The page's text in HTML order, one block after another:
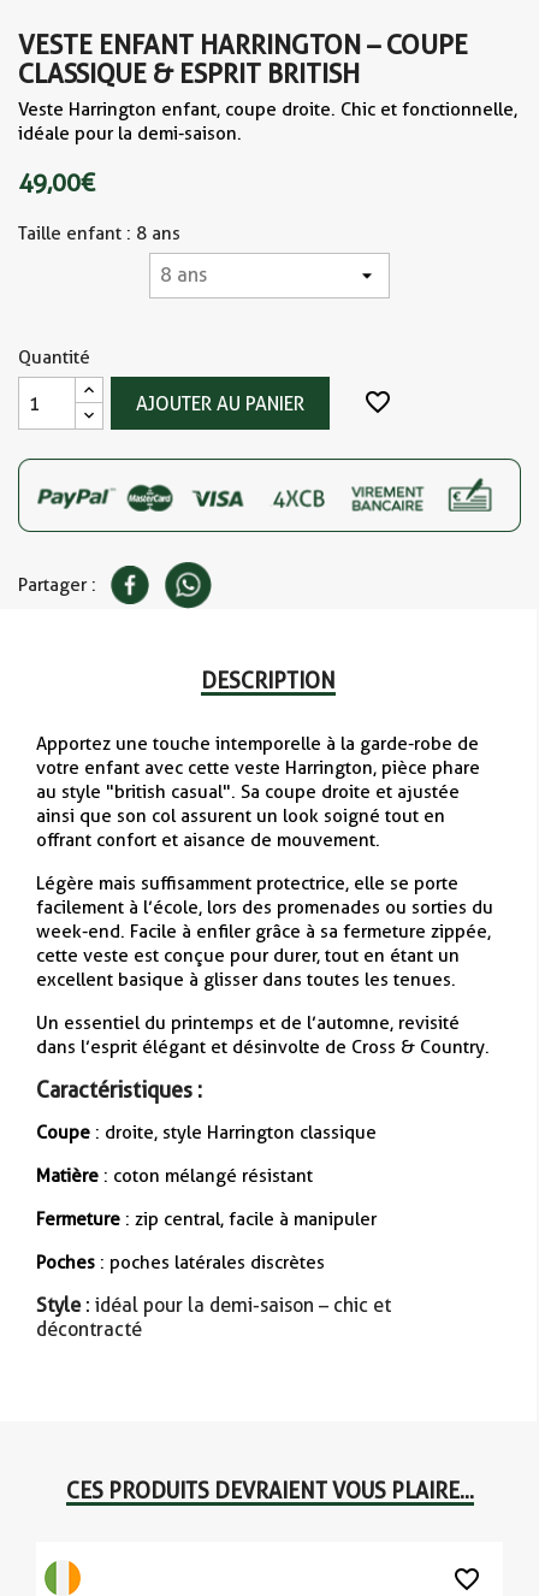
VESTE ENFANT HARRINGTON – COUPE
CLASSIQUE & ESPRIT BRITISH
Veste Harrington enfant, coupe droite. Chic et fonctionnelle,
idéale pour la demi-saison.
49,00 €
Taille enfant : 8 ans
Quantité
AJOUTER AU PANIER favorite_border
Partager :
DESCRIPTION
Apportez une touche intemporelle à la garde-robe de
votre enfant avec cette veste Harrington, pièce phare
au style "british casual". Sa coupe droite et ajustée
ainsi que son col assurent un look soigné tout en
offrant confort et aisance de mouvement.
Légère mais suffisamment protectrice, elle se porte
facilement à l’école, lors des promenades ou sorties du
week-end. Facile à enfiler grâce à sa fermeture zippée,
cette veste est conçue pour durer, tout en étant un
excellent basique à glisser dans toutes les tenues.
Un essentiel du printemps et de l’automne, revisité
dans l’esprit élégant et désinvolte de Cross & Country.
Caractéristiques :
Coupe : droite, style Harrington classique
Matière : coton mélangé résistant
Fermeture : zip central, facile à manipuler
Poches : poches latérales discrètes
Style: idéal pour la demi-saison – chic et
décontracté
CES PRODUITS DEVRAIENT VOUS PLAIRE...
favorite_border